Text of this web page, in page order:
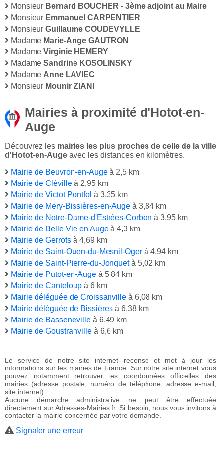
Monsieur Bernard BOUCHER - 3ème adjoint au Maire
Monsieur Emmanuel CARPENTIER
Monsieur Guillaume COUDEVYLLE
Madame Marie-Ange GAUTRON
Madame Virginie HEMERY
Madame Sandrine KOSOLINSKY
Madame Anne LAVIEC
Monsieur Mounir ZIANI
Mairies à proximité d'Hotot-en-
Auge
Découvrez les mairies les plus proches de celle de la ville
d'Hotot-en-Auge avec les distances en kilomètres.
Mairie de Beuvron-en-Auge à 2,5 km
Mairie de Cléville à 2,95 km
Mairie de Victot Pontfol à 3,35 km
Mairie de Mery-Bissières-en-Auge à 3,84 km
Mairie de Notre-Dame-d'Estrées-Corbon à 3,95 km
Mairie de Belle Vie en Auge à 4,3 km
Mairie de Gerrots à 4,69 km
Mairie de Saint-Ouen-du-Mesnil-Oger à 4,94 km
Mairie de Saint-Pierre-du-Jonquetà 5,02 km
Mairie de Putot-en-Auge à 5,84 km
Mairie de Canteloup à 6 km
Mairie déléguée de Croissanville à 6,08 km
Mairie déléguée de Bissières à 6,38 km
Mairie de Basseneville à 6,49 km
Mairie de Goustranville à 6,6 km
Le service de notre site internet recense et met à jour les
informations sur les mairies de France. Sur notre site internet vous
pouvez notamment retrouver les coordonnées officielles des
mairies (adresse postale, numéro de téléphone, adresse e-mail,
site internet).
Aucune démarche administrative ne peut être effectuée
directement sur Adresses-Mairies.fr. Si besoin, nous vous invitons à
contacter la mairie concernée par votre demande.
Signaler une erreur